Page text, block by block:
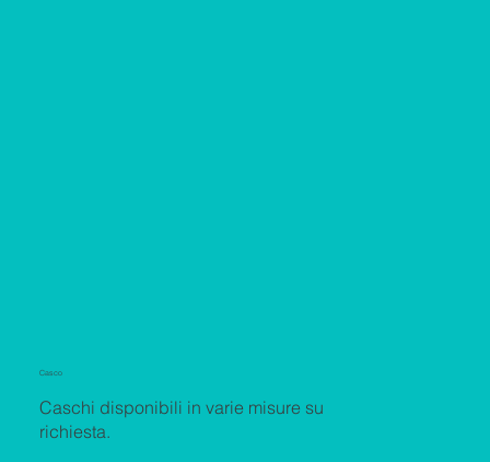
Casco
Caschi disponibili in varie misure su
richiesta.